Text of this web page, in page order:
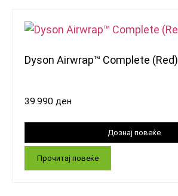
Dyson Airwrap™ Complete (Red)
39.990 ден
Прочитај повеќе